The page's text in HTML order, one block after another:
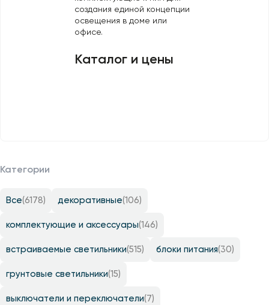
создания единой концепции
освещения в доме или
офисе.
Каталог и цены
Категории
Все(6178) декоративные(106)
комплектующие и аксессуары(146)
встраиваемые светильники(515) блоки питания(30)
грунтовые светильники(15)
выключатели и переключатели(7)